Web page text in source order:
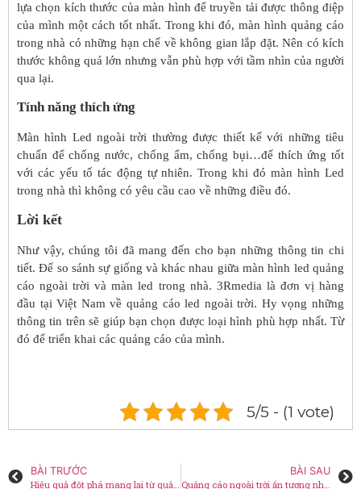
lựa chọn kích thước của màn hình để truyền tải được thông điệp
của mình một cách tốt nhất. Trong khi đó, màn hình quảng cáo
trong nhà có những hạn chế về không gian lắp đặt. Nên có kích
thước không quá lớn nhưng vẫn phù hợp với tầm nhìn của người
qua lại.
Tính năng thích ứng
Màn hình Led ngoài trời thường được thiết kế với những tiêu
chuẩn để chống nước, chống ẩm, chống bụi…để thích ứng tốt
với các yếu tố tác động tự nhiên. Trong khi đó màn hình Led
trong nhà thì không có yêu cầu cao về những điều đó.
Lời kết
Như vậy, chúng tôi đã mang đến cho bạn những thông tin chi
tiết. Để so sánh sự giống và khác nhau giữa màn hình led quảng
cáo ngoài trời và màn led trong nhà. 3Rmedia là đơn vị hàng
đầu tại Việt Nam về quảng cáo led ngoài trời. Hy vọng những
thông tin trên sẽ giúp bạn chọn được loại hình phù hợp nhất. Từ
đó để triển khai các quảng cáo của mình.
5/5 - (1 vote)
BÀI TRƯỚC
Hiệu quả đột phá mang lại từ quảng cáo thang máy
BÀI SAU
Quảng cáo ngoài trời ấn tượng nhất mọi thời đại